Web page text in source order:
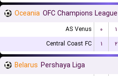
Oceania OFC Champions League
AS Venus ۰ ۱
Central Coast FC
۱ ۲
Belarus Pershaya Liga